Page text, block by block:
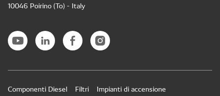
10046 Poirino (To) - Italy
Componenti Diesel Filtri Impianti di accensione